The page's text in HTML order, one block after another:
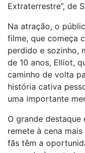
Extraterrestre”, de
Na atração, o
filme, que começa
perdido e sozinho,
de 10 anos, Elliot,
caminho de volta
história cativa
uma importante
O grande destaque
remete à cena
fãs têm a